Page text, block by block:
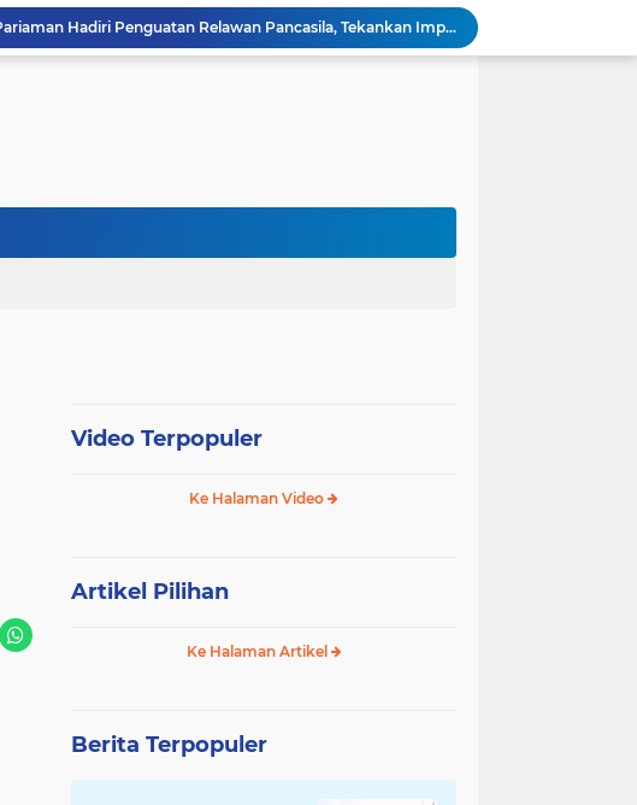
Wali Kota Pariaman Hadiri Penguatan Relawan Pancasila, Tekankan Implementasi Nilai Pancasila dalam Pelayanan Publik
Wali Kota Pariaman Bagikan Bibit Ikan Koi kepada Siswa SD untuk Edukasi Perikanan
Pengurus PWI Pariaman 2026–2029 Dilantik, Pemkot Tekankan Sinergi dan Profesionalisme Pers
Video Terpopuler
Ke Halaman Video
Artikel Pilihan
Ke Halaman Artikel
Berita Terpopuler